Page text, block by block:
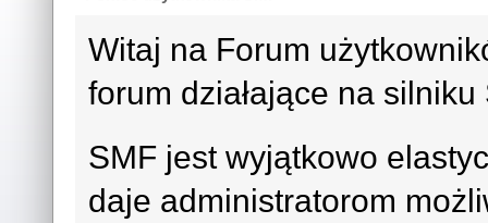
Witaj na Forum
forum działające na
SMF jest wyjątkowo
daje administratorom